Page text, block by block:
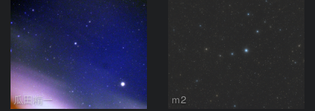
瓜田精一 ｍ2